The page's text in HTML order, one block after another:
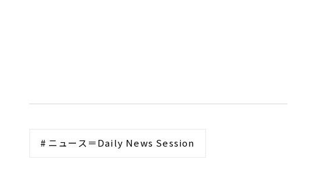
# ニュース＝Daily News Session